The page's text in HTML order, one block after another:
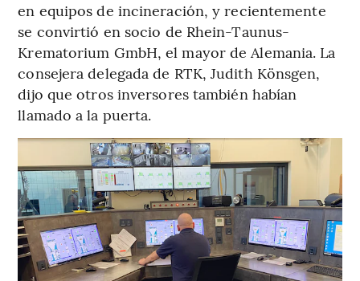
en equipos de incineración, y recientemente
se convirtió en socio de Rhein-Taunus-
Krematorium GmbH, el mayor de Alemania. La
consejera delegada de RTK, Judith Könsgen,
dijo que otros inversores también habían
llamado a la puerta.